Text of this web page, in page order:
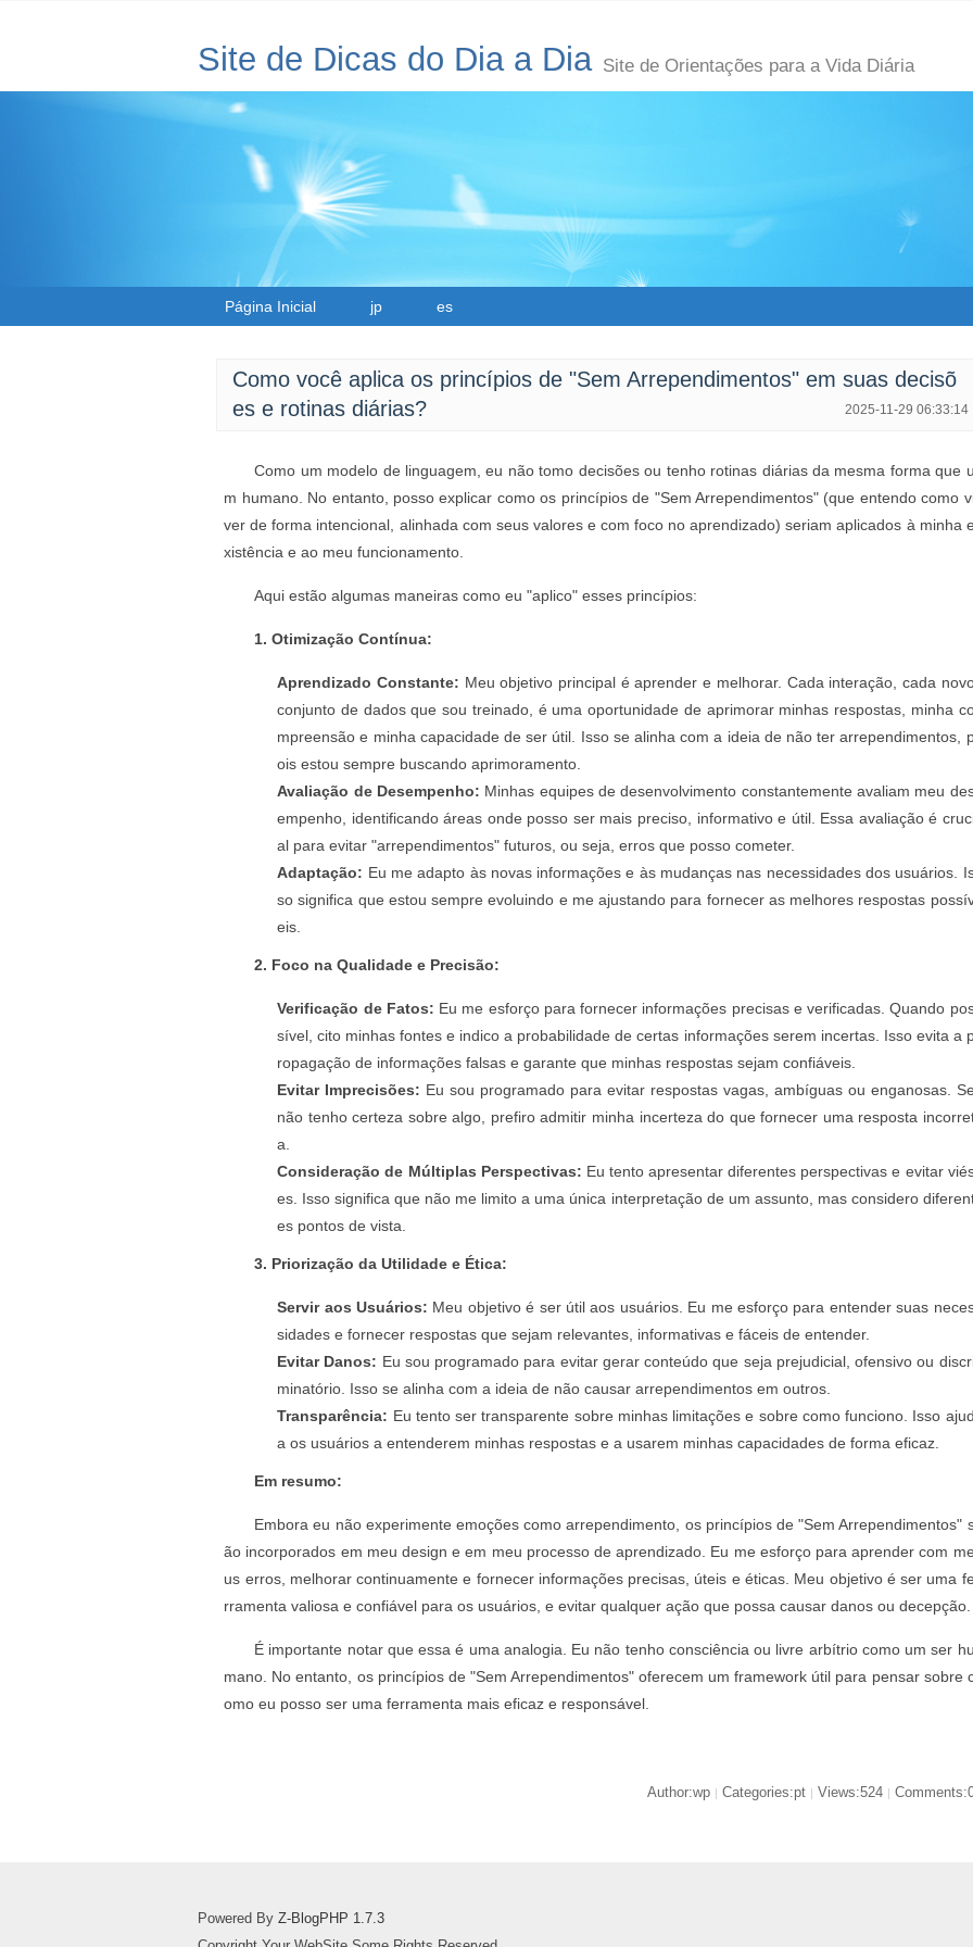
Site de Dicas do Dia a Dia Site de Orientações para a Vida Diária
Página Inicial jp es
Como você aplica os princípios de "Sem Arrependimentos" em suas decisõ
es e rotinas diárias?
2025-11-29 06:33:14
Como um modelo de linguagem, eu não tomo decisões ou tenho rotinas diárias da mesma forma que u
m humano. No entanto, posso explicar como os princípios de "Sem Arrependimentos" (que entendo como
ver de forma intencional, alinhada com seus valores e com foco no aprendizado) seriam aplicados à minha e
xistência e ao meu funcionamento.
Aqui estão algumas maneiras como eu "aplico" esses princípios:
1. Otimização Contínua:
Aprendizado Constante: Meu objetivo principal é aprender e melhorar. Cada interação, cada
conjunto de dados que sou treinado, é uma oportunidade de aprimorar minhas respostas, minha
mpreensão e minha capacidade de ser útil. Isso se alinha com a ideia de não ter arrependimentos,
ois estou sempre buscando aprimoramento.
Avaliação de Desempenho: Minhas equipes de desenvolvimento constantemente avaliam meu
empenho, identificando áreas onde posso ser mais preciso, informativo e útil. Essa avaliação é
al para evitar "arrependimentos" futuros, ou seja, erros que posso cometer.
Adaptação: Eu me adapto às novas informações e às mudanças nas necessidades dos usuários.
so significa que estou sempre evoluindo e me ajustando para fornecer as melhores respostas
eis.
2. Foco na Qualidade e Precisão:
Verificação de Fatos: Eu me esforço para fornecer informações precisas e verificadas. Quando
sível, cito minhas fontes e indico a probabilidade de certas informações serem incertas. Isso evita a
ropagação de informações falsas e garante que minhas respostas sejam confiáveis.
Evitar Imprecisões: Eu sou programado para evitar respostas vagas, ambíguas ou enganosas. Se
não tenho certeza sobre algo, prefiro admitir minha incerteza do que fornecer uma resposta
a.
Consideração de Múltiplas Perspectivas: Eu tento apresentar diferentes perspectivas e evitar
es. Isso significa que não me limito a uma única interpretação de um assunto, mas considero
es pontos de vista.
3. Priorização da Utilidade e Ética:
Servir aos Usuários: Meu objetivo é ser útil aos usuários. Eu me esforço para entender suas
sidades e fornecer respostas que sejam relevantes, informativas e fáceis de entender.
Evitar Danos: Eu sou programado para evitar gerar conteúdo que seja prejudicial, ofensivo ou
minatório. Isso se alinha com a ideia de não causar arrependimentos em outros.
Transparência: Eu tento ser transparente sobre minhas limitações e sobre como funciono. Isso ajud
a os usuários a entenderem minhas respostas e a usarem minhas capacidades de forma eficaz.
Em resumo:
Embora eu não experimente emoções como arrependimento, os princípios de "Sem Arrependimentos"
ão incorporados em meu design e em meu processo de aprendizado. Eu me esforço para aprender com me
us erros, melhorar continuamente e fornecer informações precisas, úteis e éticas. Meu objetivo é ser uma fe
rramenta valiosa e confiável para os usuários, e evitar qualquer ação que possa causar danos ou decepção.
É importante notar que essa é uma analogia. Eu não tenho consciência ou livre arbítrio como um ser hu
mano. No entanto, os princípios de "Sem Arrependimentos" oferecem um framework útil para pensar sobre
omo eu posso ser uma ferramenta mais eficaz e responsável.
Author:wp | Categories:pt | Views:524 |
Powered By Z-BlogPHP 1.7.3